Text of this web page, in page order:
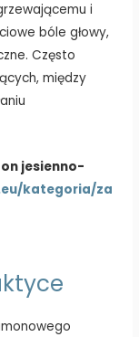
i
bóle głowy,
Często
między
jesienno-
kategoria/za